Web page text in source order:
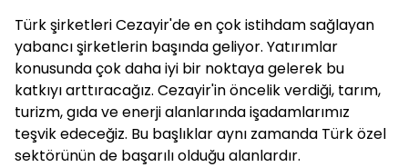
Türk şirketleri Cezayir'de en çok istihdam sağlayan
yabancı şirketlerin başında geliyor. Yatırımlar
konusunda çok daha iyi bir noktaya gelerek bu
katkıyı arttıracağız. Cezayir'in öncelik verdiği, tarım,
turizm, gıda ve enerji alanlarında işadamlarımız
teşvik edeceğiz. Bu başlıklar aynı zamanda Türk özel
sektörünün de başarılı olduğu alanlardır.